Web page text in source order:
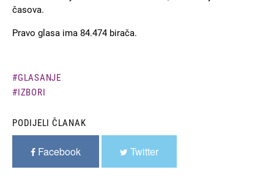
časova.
Pravo glasa ima 84.474 birača.
GLASANJE
IZBORI
PODIJELI ČLANAK
Facebook Twitter